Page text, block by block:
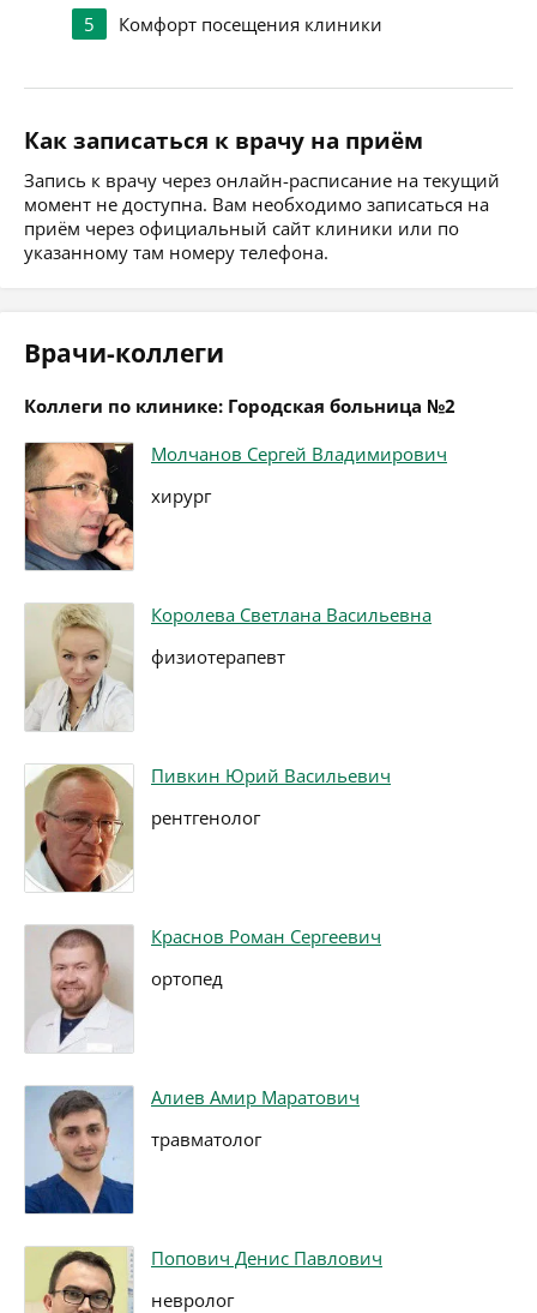
5 Комфорт посещения клиники
Как записаться к врачу на приём
Запись к врачу через онлайн-расписание на текущий
момент не доступна. Вам необходимо записаться на
приём через официальный сайт клиники или по
указанному там номеру телефона.
Врачи-коллеги
Коллеги по клинике: Городская больница №2
Молчанов Сергей Владимирович
хирург
Королева Светлана Васильевна
физиотерапевт
Пивкин Юрий Васильевич
рентгенолог
Краснов Роман Сергеевич
ортопед
Алиев Амир Маратович
травматолог
Попович Денис Павлович
невролог